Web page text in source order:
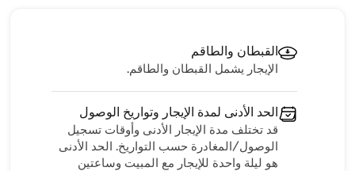
القبطان والطاقم
الإيجار يشمل القبطان والطاقم.
الحد الأدنى لمدة الإيجار وتواريخ الوصول
قد تختلف مدة الإيجار الأدنى وأوقات تسجيل
الوصول/المغادرة حسب التواريخ. الحد الأدنى
هو ليلة واحدة للإيجار مع المبيت وساعتين